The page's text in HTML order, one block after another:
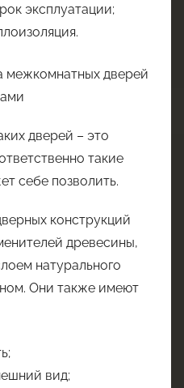
эксплуатации;
дверей – это
такие
себе позволить.
конструкций
древесины,
натурального
Они также имеют
вид;